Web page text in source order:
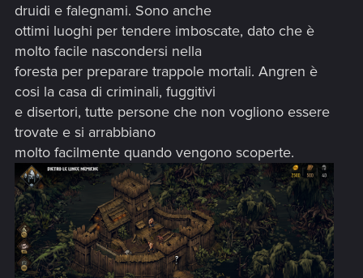
druidi e falegnami. Sono anche
ottimi luoghi per tendere imboscate, dato che è
molto facile nascondersi nella
foresta per preparare trappole mortali. Angren è
cosi la casa di criminali, fuggitivi
e disertori, tutte persone che non vogliono essere
trovate e si arrabbiano
molto facilmente quando vengono scoperte.